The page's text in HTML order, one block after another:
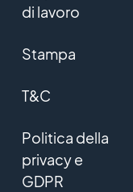
di lavoro
Stampa
T&C
Politica della
privacy e
GDPR